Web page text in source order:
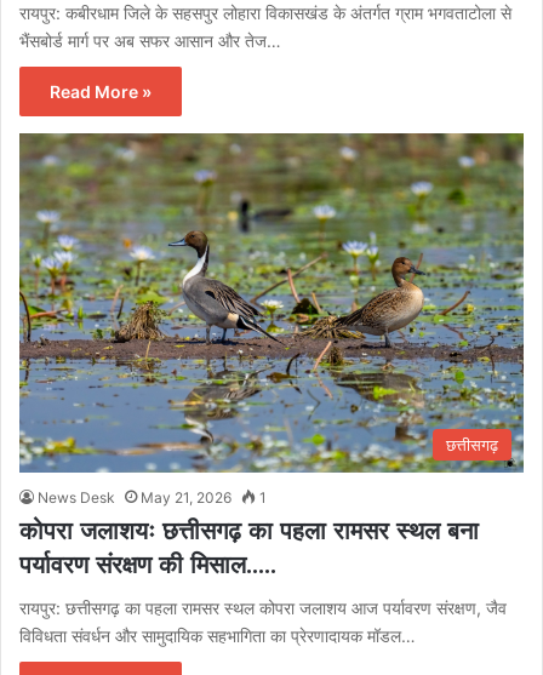
रायपुर: कबीरधाम जिले के सहसपुर लोहारा विकासखंड के अंतर्गत ग्राम भगवताटोला से
भैंसबोर्ड मार्ग पर अब सफर आसान और तेज…
Read More »
छत्तीसगढ़
News Desk May 21, 2026 1
कोपरा जलाशयः छत्तीसगढ़ का पहला रामसर स्थल बना
पर्यावरण संरक्षण की मिसाल…..
रायपुर: छत्तीसगढ़ का पहला रामसर स्थल कोपरा जलाशय आज पर्यावरण संरक्षण, जैव
विविधता संवर्धन और सामुदायिक सहभागिता का प्रेरणादायक मॉडल…